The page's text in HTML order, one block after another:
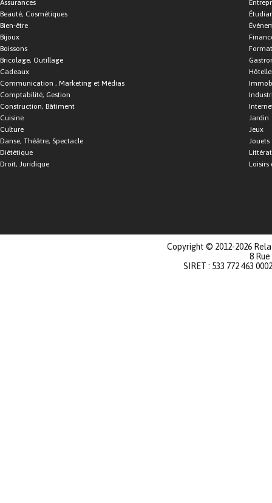
Assurances
Beauté, Cosmétiques
Bien-être
Bijoux
Boissons
Bricolage, Outillage
Cadeaux
Communication , Marketing et Médias
Comptabilité, Gestion
Construction, Bâtiment
Cuisine
Culture
Danse, Théâtre, Spectacle
Diététique
Droit, Juridique
Jardin
Jeux
Jouets
Loisirs
Copyright © 2012-2026
8
SIRET : 533 772 463